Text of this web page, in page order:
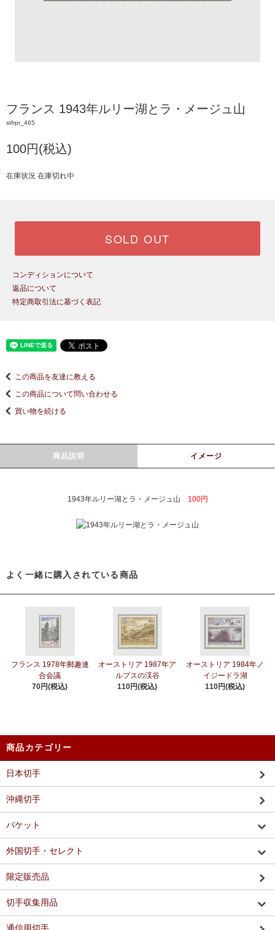
フランス 1943年ルリー湖とラ・メージュ山
stfrpr_465
100円(税込)
在庫状況 在庫切れ中
SOLD OUT
コンディションについて
返品について
特定商取引法に基づく表記
この商品を友達に教える
この商品について問い合わせる
買い物を続ける
商品説明 イメージ
1943年ルリー湖とラ・メージュ山 100円
よく一緒に購入されている商品
フランス 1978年郵趣連
合会議
70円(税込)
オーストリア 1987年ア
ルプスの渓谷
110円(税込)
オーストリア 1984年ノ
イジードラ湖
110円(税込)
商品カテゴリー
日本切手
沖縄切手
パケット
外国切手・セレクト
限定販売品
切手収集用品